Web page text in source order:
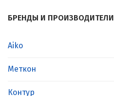
БРЕНДЫ И ПРОИЗВОДИТЕЛИ
Aiko
Меткон
Контур